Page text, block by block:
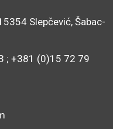
Slepčević, Šabac-
; +381 (0)15 72 79